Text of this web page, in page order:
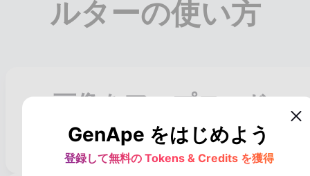
ルターの使い方
画像をアップロード
フィルターを適用したい写真をアップロードしま
す。GenApe をはじめよう
登録して無料の Tokens & Credits を獲得